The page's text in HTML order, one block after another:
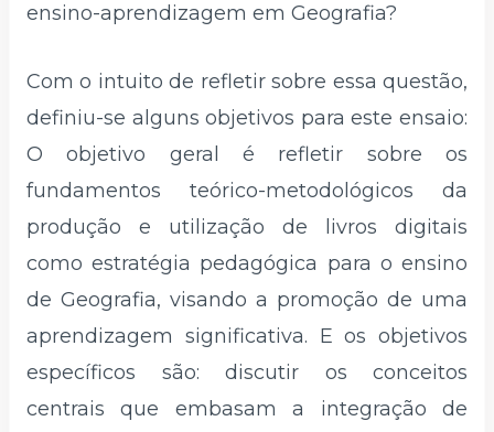
ensino-aprendizagem em Geografia?
Com o intuito de refletir sobre essa questão,
definiu-se alguns objetivos para este ensaio:
O objetivo geral é refletir sobre os
fundamentos teórico-metodológicos da
produção e utilização de livros digitais
como estratégia pedagógica para o ensino
de Geografia, visando a promoção de uma
aprendizagem significativa. E os objetivos
específicos são: discutir os conceitos
centrais que embasam a integração de